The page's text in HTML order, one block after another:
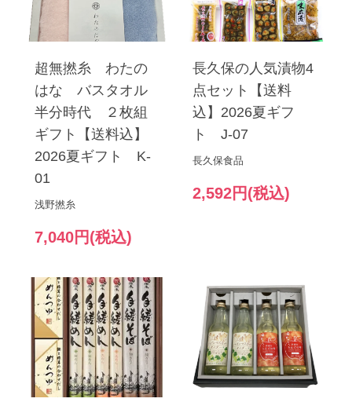
超無撚糸 わたの
はな バスタオル
半分時代 ２枚組
ギフト【送料込】
2026夏ギフト K-
01
浅野撚糸
7,040円(税込)
長久保の人気漬物4
点セット【送料
込】2026夏ギフ
ト J-07
長久保食品
2,592円(税込)